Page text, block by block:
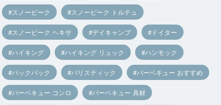
スノーピーク スノーピーク トルテュ
スノーピーク ヘキサ デイキャンプ ドイター
ハイキング ハイキング リュック ハンモック
バックパック バリスティック バーベキュー おすすめ
バーベキュー コンロ バーベキュー 具材